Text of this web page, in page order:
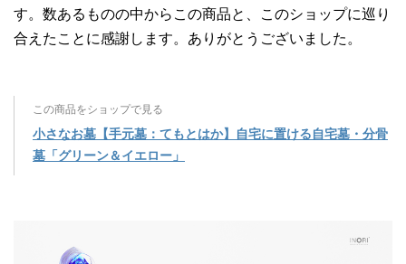
す。数あるものの中からこの商品と、このショップに巡り
合えたことに感謝します。ありがとうございました。
この商品をショップで見る
小さなお墓【手元墓：てもとはか】自宅に置ける自宅墓・分骨
墓「グリーン＆イエロー」